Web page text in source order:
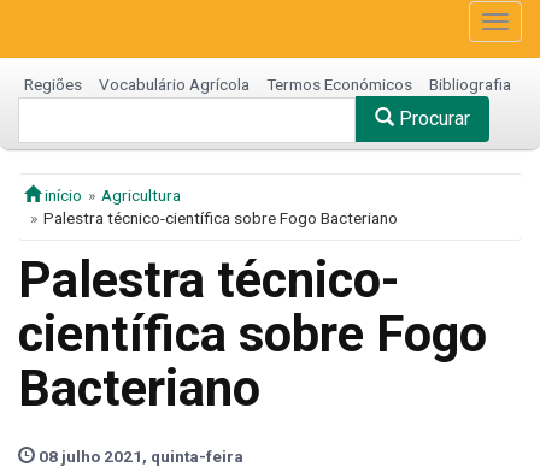
Regiões Vocabulário Agrícola Termos Económicos Bibliografia
Procurar
início
Agricultura
Palestra técnico-científica sobre Fogo Bacteriano
Palestra técnico-
científica sobre Fogo
Bacteriano
08 julho 2021, quinta-feira